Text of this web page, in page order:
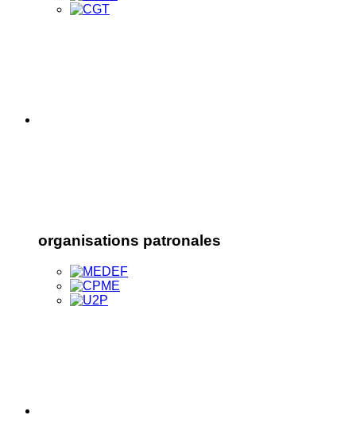
organisations patronales